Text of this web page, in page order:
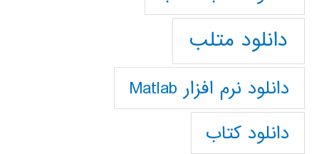
دانلود متلب
دانلود نرم افزار Matlab
دانلود کتاب